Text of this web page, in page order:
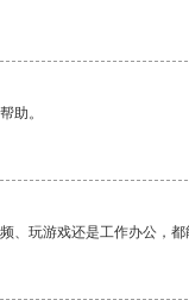
助。
、玩游戏还是工作办公，